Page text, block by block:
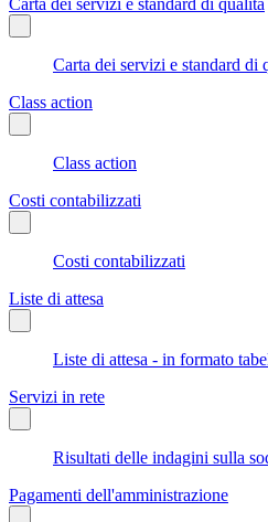
Carta dei servizi e standard di
Class action
Class action
Costi contabilizzati
Costi contabilizzati
Liste di attesa
Liste di attesa - in formato
Servizi in rete
Risultati delle indagini sulla
Pagamenti dell'amministrazione